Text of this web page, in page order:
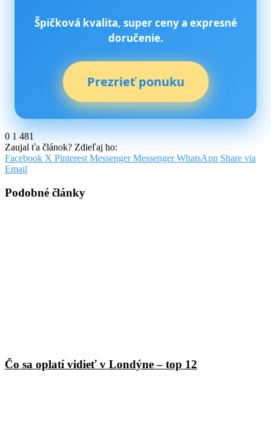
Špičková kvalita, super ceny a expresné
doručenie.
Prezrieť ponuku
0 1 481
Zaujal ťa článok? Zdieľaj ho:
Facebook X Pinterest Messenger Messenger WhatsApp Share via
Email
Podobné články
Čo sa oplatí vidieť v Londýne – top 12